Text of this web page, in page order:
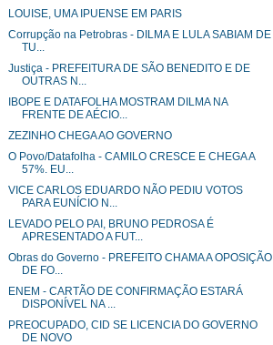
LOUISE, UMA IPUENSE EM PARIS
Corrupção na Petrobras - DILMA E LULA SABIAM DE
TU...
Justiça - PREFEITURA DE SÃO BENEDITO E DE
OUTRAS N...
IBOPE E DATAFOLHA MOSTRAM DILMA NA
FRENTE DE AÉCIO...
ZEZINHO CHEGA AO GOVERNO
O Povo/Datafolha - CAMILO CRESCE E CHEGA A
57%. EU...
VICE CARLOS EDUARDO NÃO PEDIU VOTOS
PARA EUNÍCIO N...
LEVADO PELO PAI, BRUNO PEDROSA É
APRESENTADO A FUT...
Obras do Governo - PREFEITO CHAMA A OPOSIÇÃO
DE FO...
ENEM - CARTÃO DE CONFIRMAÇÃO ESTARÁ
DISPONÍVEL NA ...
PREOCUPADO, CID SE LICENCIA DO GOVERNO
DE NOVO